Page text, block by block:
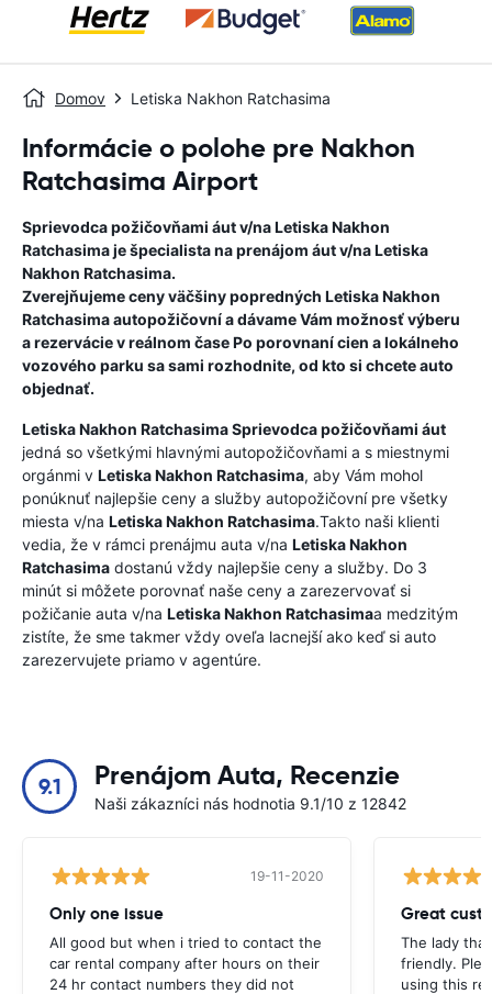
Domov Letiska Nakhon Ratchasima
Informácie o polohe pre Nakhon
Ratchasima Airport
Sprievodca požičovňami áut v/naLetiska Nakhon
Ratchasimaje špecialista na prenájom áut v/naLetiska
Nakhon Ratchasima.
Zverejňujeme ceny väčšiny popredných Letiska Nakhon
Ratchasimaautopožičovní a dávame Vám možnosť výberu
a rezervácie v reálnom čase Po porovnaní cien a lokálneho
vozového parku sa sami rozhodnite, od kto si chcete auto
objednať.
Letiska Nakhon RatchasimaSprievodca požičovňami áut
jedná so všetkými hlavnými autopožičovňami a s miestnymi
orgánmi v Letiska Nakhon Ratchasima, aby Vám mohol
ponúknuť najlepšie ceny a služby autopožičovní pre všetky
miesta v/na Letiska Nakhon Ratchasima.Takto naši klienti
vedia, že v rámci prenájmu auta v/na Letiska Nakhon
Ratchasima dostanú vždy najlepšie ceny a služby. Do 3
minút si môžete porovnať naše ceny a zarezervovať si
požičanie auta v/na Letiska Nakhon Ratchasimaa medzitým
zistíte, že sme takmer vždy oveľa lacnejší ako keď si auto
zarezervujete priamo v agentúre.
9.1 Prenájom Auta, Recenzie
Naši zákazníci nás hodnotia 9.1/10 z 12842
19-11-2020
Only one issue
All good but when i tried to contact the
car rental company after hours on their
24 hr contact numbers they did not
Great
The lady
friendly.
using this